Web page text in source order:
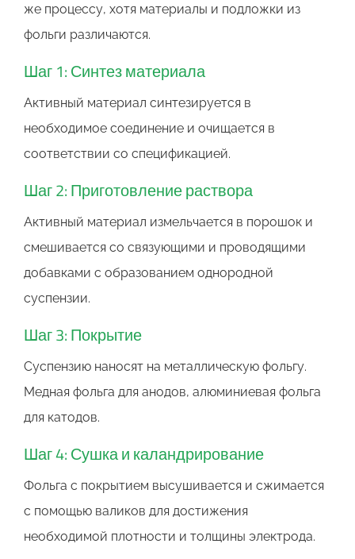
же процессу, хотя материалы и подложки из
фольги различаются.
Шаг 1: Синтез материала
Активный материал синтезируется в
необходимое соединение и очищается в
соответствии со спецификацией.
Шаг 2: Приготовление раствора
Активный материал измельчается в порошок и
смешивается со связующими и проводящими
добавками с образованием однородной
суспензии.
Шаг 3: Покрытие
Суспензию наносят на металлическую фольгу.
Медная фольга для анодов, алюминиевая фольга
для катодов.
Шаг 4: Сушка и каландрирование
Фольга с покрытием высушивается и сжимается
с помощью валиков для достижения
необходимой плотности и толщины электрода.